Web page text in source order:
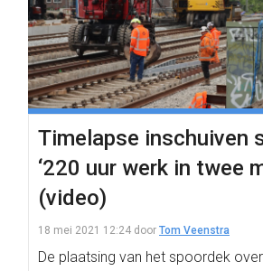
Timelapse inschuiven
‘220 uur werk in twee
(video)
18 mei 2021 12:24 door Tom Veenstra
De plaatsing van het spoordek